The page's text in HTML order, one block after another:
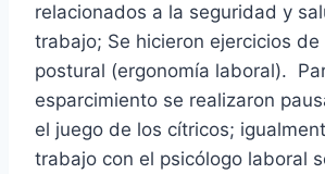
relacionados a la seguridad y
trabajo; Se hicieron ejercicios de
postural (ergonomía laboral).
esparcimiento se realizaron
el juego de los cítricos;
trabajo con el psicólogo laboral